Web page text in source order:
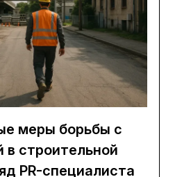
меры борьбы с
в строительной
PR-специалиста